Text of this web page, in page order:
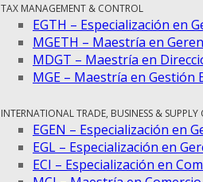
TAX MANAGEMENT & CONTROL
EGTH – Especialización en
MGETH – Maestría en
MDGT – Maestría en
MGE – Maestría en Gestión
INTERNATIONAL TRADE, BUSINESS &
EGEN – Especialización en
EGL – Especialización en
ECI – Especialización en